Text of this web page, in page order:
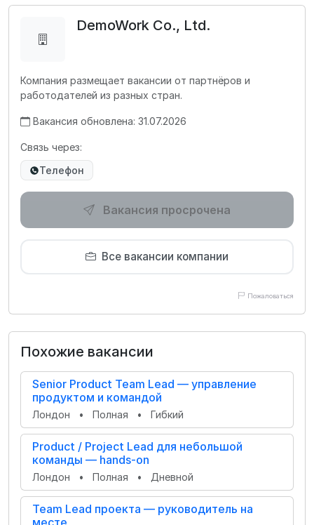
DemoWork Co., Ltd.
Компания размещает вакансии от партнёров и
работодателей из разных стран.
Вакансия обновлена: 31.07.2026
Связь через:
Телефон
Вакансия просрочена
Все вакансии компании
Пожаловаться
Похожие вакансии
Senior Product Team Lead — управление
продуктом и командой
Лондон • Полная • Гибкий
Product / Project Lead для небольшой
команды — hands-on
Лондон • Полная • Дневной
Team Lead проекта — руководитель на
месте